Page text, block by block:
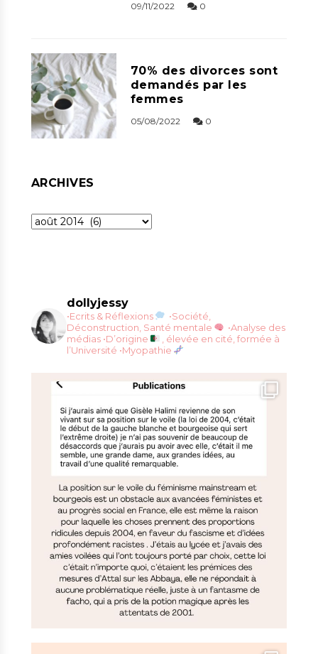
09/11/2022 0
70% des divorces sont
demandés par les
femmes
05/08/2022 0
ARCHIVES
Archives
dollyjessy
•Ecrits & Réflexions
•Société,
Déconstruction, Santé mentale
•Analyse des
médias •D’origine
, élevée en cité, formée à
l’Université •Myopathie